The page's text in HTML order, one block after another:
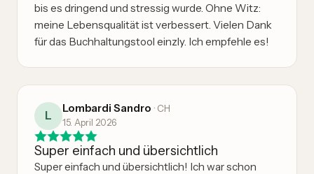
bis es dringend und stressig wurde. Ohne Witz:
meine Lebensqualität ist verbessert. Vielen Dank
für das Buchhaltungstool einzly. Ich empfehle es!
L
Lombardi Sandro · CH
15. April 2026
Super einfach und übersichtlich
Super einfach und übersichtlich! Ich war schon